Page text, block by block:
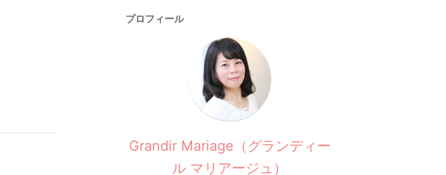
プロフィール
Grandir Mariage（グランディー
ル マリアージュ）